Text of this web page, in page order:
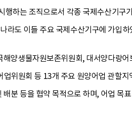
하는 조직으로서 각종 국제수산기구
라도 이들 주요 국제수산기구에 가입하
양생물자원보존위원회, 대서양다랑
위원회 등 13개 주요 원양어업 관할
분 등을 협약 목적으로 하며, 어업 목